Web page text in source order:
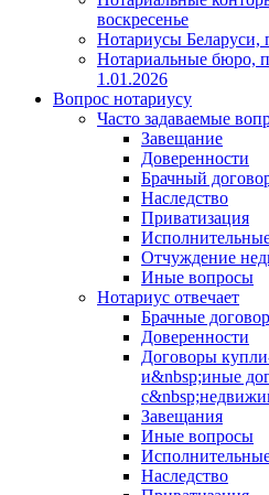
воскресенье
Нотариусы Беларуси,
Нотариальные бюро,
1.01.2026
Вопрос нотариусу
Часто задаваемые
Завещание
Доверенности
Брачный
Наследство
Приватизация
Отчуждение
Иные вопросы
Нотариус отвечает
Брачные
Доверенности
Договоры
и&nbsp;иные
Завещания
Иные вопросы
Наследство